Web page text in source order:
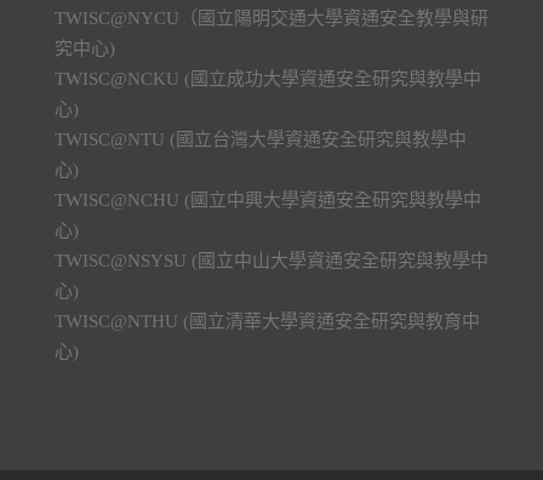
TWISC@NYCU（國立陽明交通大學資通安全教學與研
究中心)
TWISC@NCKU (國立成功大學資通安全研究與教學中
心)
TWISC@NTU (國立台灣大學資通安全研究與教學中
心)
TWISC@NCHU (國立中興大學資通安全研究與教學中
心)
TWISC@NSYSU (國立中山大學資通安全研究與教學中
心)
TWISC@NTHU (國立清華大學資通安全研究與教育中
心)